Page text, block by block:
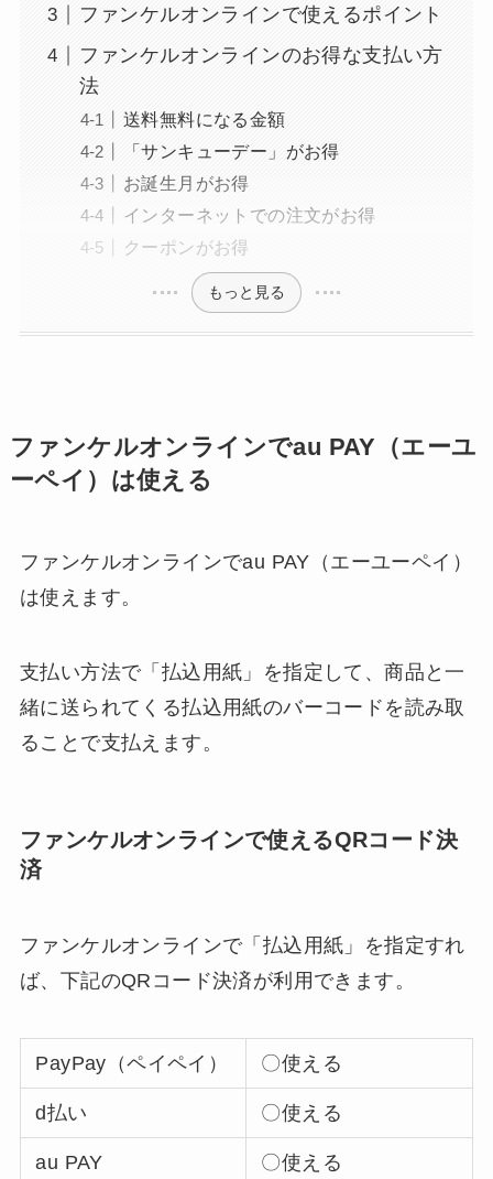
ファンケルオンラインで使えるポイント
ファンケルオンラインのお得な支払い方
法
送料無料になる金額
「サンキューデー」がお得
お誕生月がお得
インターネットでの注文がお得
クーポンがお得
もっと見る
ファンケルオンラインでau PAY（エーユ
ーペイ）は使える
ファンケルオンラインでau PAY（エーユーペイ）
は使えます。
支払い方法で「払込用紙」を指定して、商品と一
緒に送られてくる払込用紙のバーコードを読み取
ることで支払えます。
ファンケルオンラインで使えるQRコード決
済
ファンケルオンラインで「払込用紙」を指定すれ
ば、下記のQRコード決済が利用できます。
PayPay（ペイペイ） 〇使える
d払い 〇使える
au PAY 〇使える